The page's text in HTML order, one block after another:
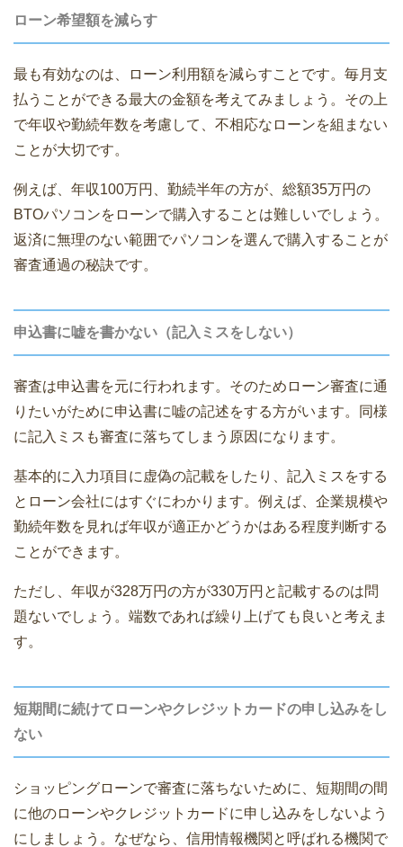
ローン希望額を減らす
最も有効なのは、ローン利用額を減らすことです。毎月支
払うことができる最大の金額を考えてみましょう。その上
で年収や勤続年数を考慮して、不相応なローンを組まない
ことが大切です。
例えば、年収100万円、勤続半年の方が、総額35万円の
BTOパソコンをローンで購入することは難しいでしょう。
返済に無理のない範囲でパソコンを選んで購入することが
審査通過の秘訣です。
申込書に嘘を書かない（記入ミスをしない）
審査は申込書を元に行われます。そのためローン審査に通
りたいがために申込書に嘘の記述をする方がいます。同様
に記入ミスも審査に落ちてしまう原因になります。
基本的に入力項目に虚偽の記載をしたり、記入ミスをする
とローン会社にはすぐにわかります。例えば、企業規模や
勤続年数を見れば年収が適正かどうかはある程度判断する
ことができます。
ただし、年収が328万円の方が330万円と記載するのは問
題ないでしょう。端数であれば繰り上げても良いと考えま
す。
短期間に続けてローンやクレジットカードの申し込みをし
ない
ショッピングローンで審査に落ちないために、短期間の間
に他のローンやクレジットカードに申し込みをしないよう
にしましょう。なぜなら、信用情報機関と呼ばれる機関で